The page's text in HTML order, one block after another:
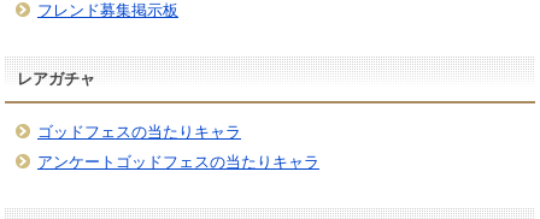
フレンド募集掲示板
レアガチャ
ゴッドフェスの当たりキャラ
アンケートゴッドフェスの当たりキャラ